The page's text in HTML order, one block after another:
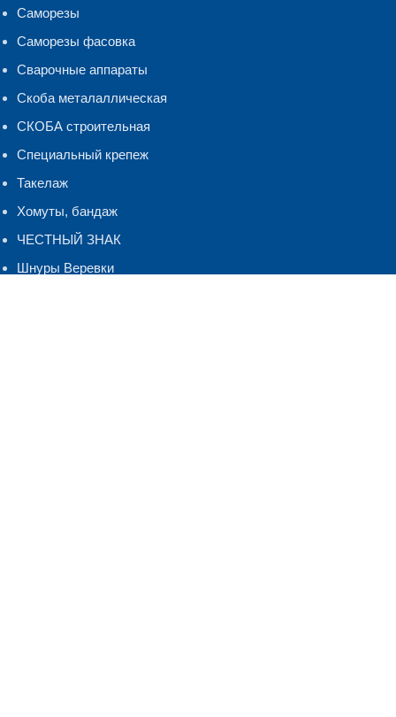
Саморезы
Саморезы фасовка
Сварочные аппараты
Скоба металаллическая
СКОБА строительная
Специальный крепеж
Такелаж
Хомуты, бандаж
ЧЕСТНЫЙ ЗНАК
Шнуры Веревки